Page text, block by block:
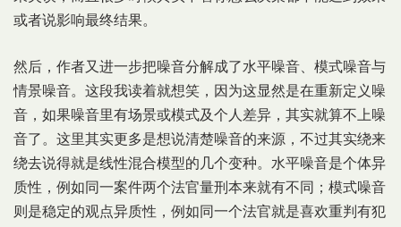
或者说影响最终结果。
然后，作者又进一步把噪音分解成了水平噪音、模式噪音与
情景噪音。这段我读着就想笑，因为这显然是在重新定义噪
音，如果噪音里有场景或模式及个人差异，其实就算不上噪
音了。这里其实更多是想说清楚噪音的来源，不过其实绕来
绕去说得就是线性混合模型的几个变种。水平噪音是个体异
质性，例如同一案件两个法官量刑本来就有不同；模式噪音
则是稳定的观点异质性，例如同一个法官就是喜欢重判有犯